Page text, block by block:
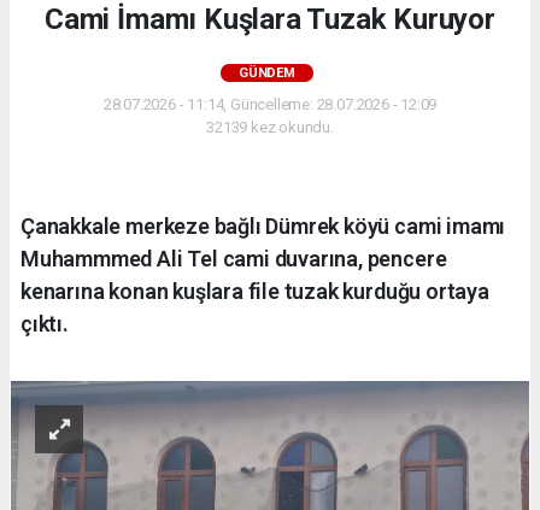
Cami İmamı Kuşlara Tuzak Kuruyor
GÜNDEM
28.07.2026 - 11:14, Güncelleme: 28.07.2026 - 12:09
32139 kez okundu.
Çanakkale merkeze bağlı Dümrek köyü cami imamı
Muhammmed Ali Tel cami duvarına, pencere
kenarına konan kuşlara file tuzak kurduğu ortaya
çıktı.